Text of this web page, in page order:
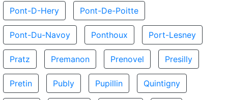
Pont-D-Hery Pont-De-Poitte
Pont-Du-Navoy Ponthoux Port-Lesney
Pratz Premanon Prenovel Presilly
Pretin Publy Pupillin Quintigny